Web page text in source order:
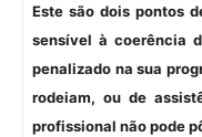
Este são dois pontos
sensível à coerência
penalizado na sua
rodeiam, ou de
profissional não pode